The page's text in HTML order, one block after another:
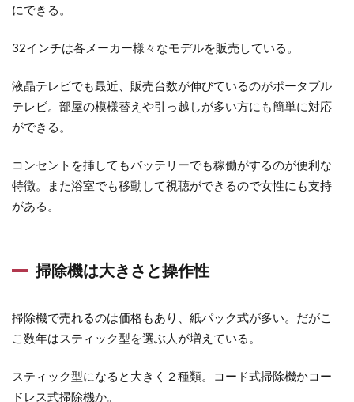
にできる。
32インチは各メーカー様々なモデルを販売している。
液晶テレビでも最近、販売台数が伸びているのがポータブル
テレビ。部屋の模様替えや引っ越しが多い方にも簡単に対応
ができる。
コンセントを挿してもバッテリーでも稼働がするのが便利な
特徴。また浴室でも移動して視聴ができるので女性にも支持
がある。
掃除機は大きさと操作性
掃除機で売れるのは価格もあり、紙パック式が多い。だがこ
こ数年はスティック型を選ぶ人が増えている。
スティック型になると大きく２種類。コード式掃除機かコー
ドレス式掃除機か。